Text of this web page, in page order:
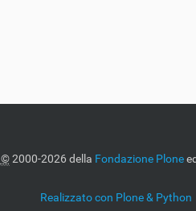
©2000-2026 della Fondazione Plone
Realizzato con Plone & Python